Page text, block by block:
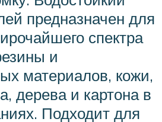
предназначен для
спектра
и
материалов, кожи,
дерева и картона в
Подходит для